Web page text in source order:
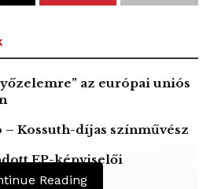
az európai uniós
Kossuth-díjas színművész
EP-képviselői
Reading